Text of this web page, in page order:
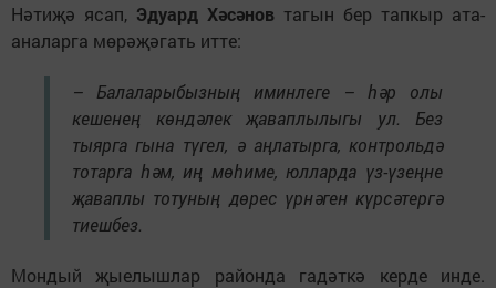
Нәтиҗә ясап, Эдуард Хәсәнов тагын бер тапкыр ата-
аналарга мөрәҗәгать итте:
– Балаларыбызның иминлеге – һәр олы
кешенең көндәлек җаваплылыгы ул. Без
тыярга гына түгел, ә аңлатырга, контрольдә
тотарга һәм, иң мөһиме, юлларда үз-үзеңне
җаваплы тотуның дөрес үрнәген күрсәтергә
тиешбез.
Мондый җыелышлар районда гадәткә керде инде.